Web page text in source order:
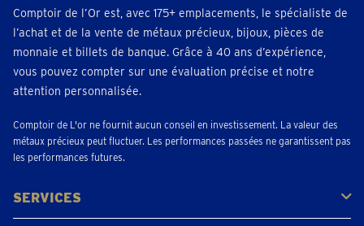
Comptoir de l’Or est, avec 175+ emplacements, le spécialiste de
l’achat et de la vente de métaux précieux, bijoux, pièces de
monnaie et billets de banque. Grâce à 40 ans d’expérience,
vous pouvez compter sur une évaluation précise et notre
attention personnalisée.
Comptoir de L'or ne fournit aucun conseil en investissement. La valeur des
métaux précieux peut fluctuer. Les performances passées ne garantissent pas
les performances futures.
SERVICES
Acheter
Vendre
Vente aux enchères